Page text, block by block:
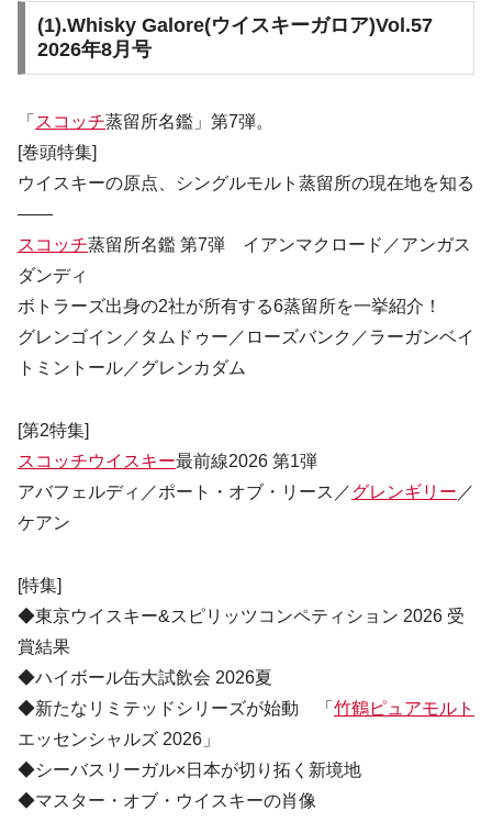
(1).Whisky Galore(ウイスキーガロア)Vol.57
2026年8月号
「 スコッチ蒸留所名鑑」第7弾。
[巻頭特集]
ウイスキーの原点、シングルモルト蒸留所の現在地を知る
――
スコッチ蒸留所名鑑 第7弾 イアンマクロード／アンガス
ダンディ
ボトラーズ出身の2社が所有する6蒸留所を一挙紹介！
グレンゴイン／タムドゥー／ローズバンク／ラーガンベイ
トミントール／グレンカダム
[第2特集]
スコッチウイスキー最前線2026 第1弾
アバフェルディ／ポート・オブ・リース／グレンギリー ／
ケアン
[特集]
◆東京ウイスキー&スピリッツコンペティション 2026 受
賞結果
◆ハイボール缶大試飲会 2026夏
◆新たなリミテッドシリーズが始動 「 竹鶴ピュアモルト
エッセンシャルズ 2026」
◆シーバスリーガル×日本が切り拓く新境地
◆マスター・オブ・ウイスキーの肖像